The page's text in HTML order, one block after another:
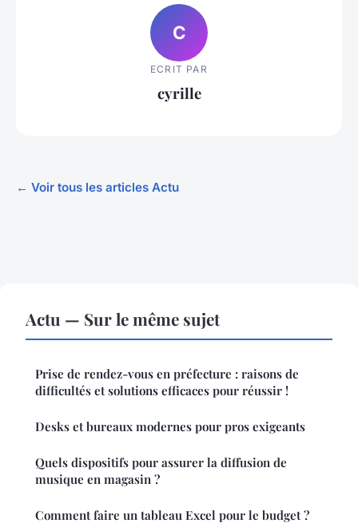
C
ECRIT PAR
cyrille
← Voir tous les articles Actu
Actu — Sur le même sujet
Prise de rendez-vous en préfecture : raisons de
difficultés et solutions efficaces pour réussir !
Desks et bureaux modernes pour pros exigeants
Quels dispositifs pour assurer la diffusion de
musique en magasin ?
Comment faire un tableau Excel pour le budget ?